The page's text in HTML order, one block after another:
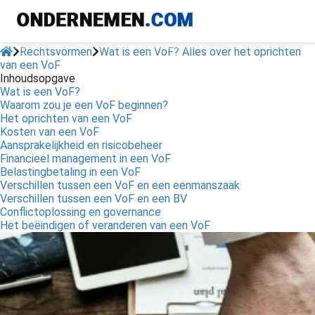
Rechtsvormen Wat is een VoF? Alles over het oprichten
van een VoF
Inhoudsopgave
Wat is een VoF?
Waarom zou je een VoF beginnen?
Het oprichten van een VoF
Kosten van een VoF
Aansprakelijkheid en risicobeheer
Financieel management in een VoF
Belastingbetaling in een VoF
Verschillen tussen een VoF en een eenmanszaak
Verschillen tussen een VoF en een BV
Conflictoplossing en governance
Het beëindigen of veranderen van een VoF